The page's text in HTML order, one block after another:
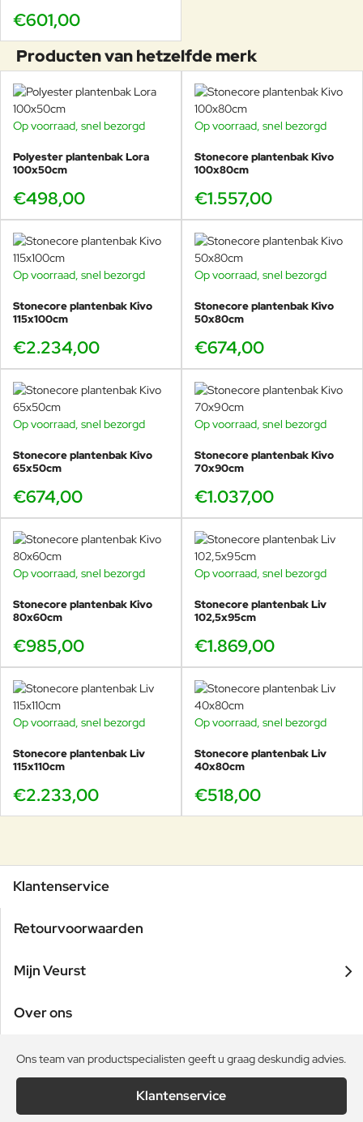
€601,00
Producten van hetzelfde merk
Op voorraad, snel bezorgd
Polyester plantenbak Lora
100x50cm
€498,00
Op voorraad, snel bezorgd
Stonecore plantenbak Kivo
100x80cm
€1.557,00
Op voorraad, snel bezorgd
Stonecore plantenbak Kivo
115x100cm
€2.234,00
Op voorraad, snel bezorgd
Stonecore plantenbak Kivo
50x80cm
€674,00
Op voorraad, snel bezorgd
Stonecore plantenbak Kivo
65x50cm
€674,00
Op voorraad, snel bezorgd
Stonecore plantenbak Kivo
70x90cm
€1.037,00
Op voorraad, snel bezorgd
Stonecore plantenbak Kivo
80x60cm
€985,00
Op voorraad, snel bezorgd
Stonecore plantenbak Liv
102,5x95cm
€1.869,00
Op voorraad, snel bezorgd
Stonecore plantenbak Liv
115x110cm
€2.233,00
Op voorraad, snel bezorgd
Stonecore plantenbak Liv
40x80cm
€518,00
Klantenservice
Retourvoorwaarden
Mijn Veurst
Over ons
Ons team van productspecialisten geeft u graag deskundig advies.
Klantenservice